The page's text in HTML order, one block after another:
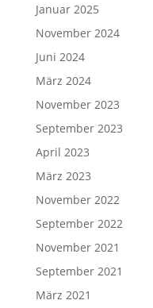
Januar 2025
November 2024
Juni 2024
März 2024
November 2023
September 2023
April 2023
März 2023
November 2022
September 2022
November 2021
September 2021
März 2021